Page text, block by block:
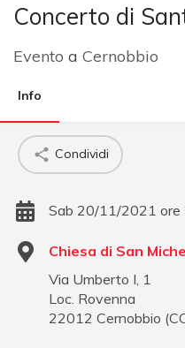
Concerto di
Evento a Cernobbio
Info
Condividi
Sab 20/11/2021 ore
Chiesa di San
Via Umberto I, 1
Loc. Rovenna
22012 Cernobbio (